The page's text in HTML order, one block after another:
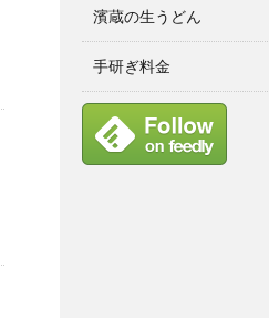
濱蔵の生うどん
手研ぎ料金